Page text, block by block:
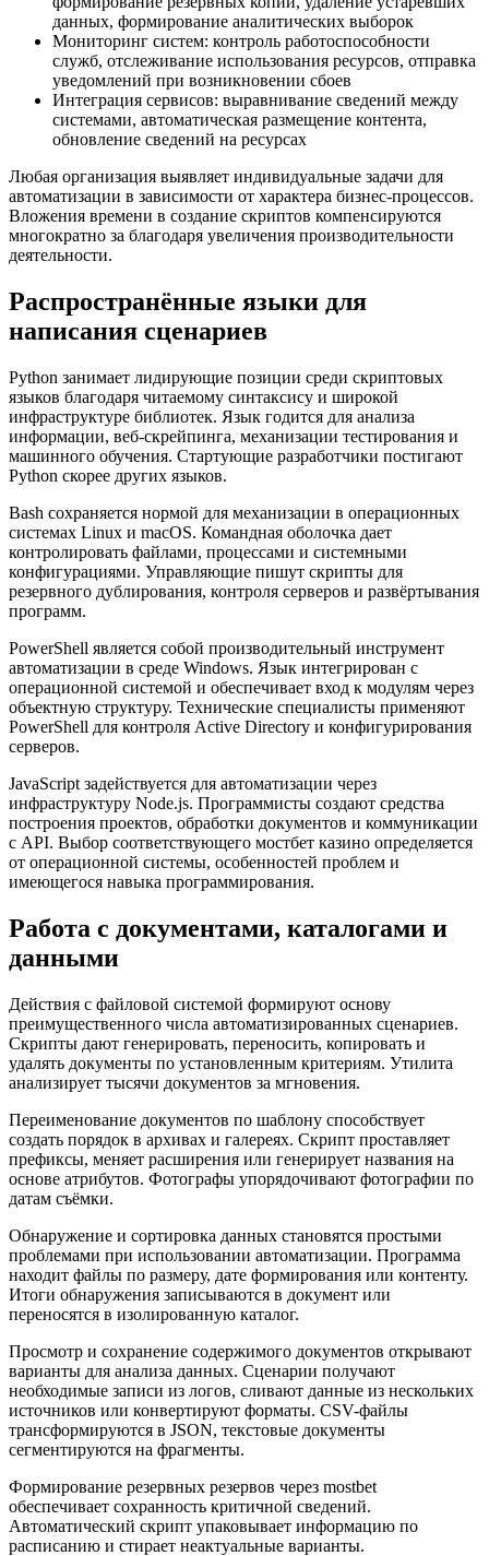
данных, формирование аналитических выборок
Мониторинг систем: контроль работоспособности
служб, отслеживание использования ресурсов, отправка
уведомлений при возникновении сбоев
Интеграция сервисов: выравнивание сведений между
системами, автоматическая размещение контента,
обновление сведений на ресурсах
Любая организация выявляет индивидуальные задачи для
автоматизации в зависимости от характера бизнес-процессов.
Вложения времени в создание скриптов компенсируются
многократно за благодаря увеличения производительности
деятельности.
Распространённые языки для
написания сценариев
Python занимает лидирующие позиции среди скриптовых
языков благодаря читаемому синтаксису и широкой
инфраструктуре библиотек. Язык годится для анализа
информации, веб-скрейпинга, механизации тестирования и
машинного обучения. Стартующие разработчики постигают
Python скорее других языков.
Bash сохраняется нормой для механизации в операционных
системах Linux и macOS. Командная оболочка дает
контролировать файлами, процессами и системными
конфигурациями. Управляющие пишут скрипты для
резервного дублирования, контроля серверов и развёртывания
программ.
PowerShell является собой производительный инструмент
автоматизации в среде Windows. Язык интегрирован с
операционной системой и обеспечивает вход к модулям через
объектную структуру. Технические специалисты применяют
PowerShell для контроля Active Directory и конфигурирования
серверов.
JavaScript задействуется для автоматизации через
инфраструктуру Node.js. Программисты создают средства
построения проектов, обработки документов и коммуникации
с API. Выбор соответствующего мостбет казино определяется
от операционной системы, особенностей проблем и
имеющегося навыка программирования.
Работа с документами, каталогами и
данными
Действия с файловой системой формируют основу
преимущественного числа автоматизированных сценариев.
Скрипты дают генерировать, переносить, копировать и
удалять документы по установленным критериям. Утилита
анализирует тысячи документов за мгновения.
Переименование документов по шаблону способствует
создать порядок в архивах и галереях. Скрипт проставляет
префиксы, меняет расширения или генерирует названия на
основе атрибутов. Фотографы упорядочивают фотографии по
датам съёмки.
Обнаружение и сортировка данных становятся простыми
проблемами при использовании автоматизации. Программа
находит файлы по размеру, дате формирования или контенту.
Итоги обнаружения записываются в документ или
переносятся в изолированную каталог.
Просмотр и сохранение содержимого документов открывают
варианты для анализа данных. Сценарии получают
необходимые записи из логов, сливают данные из нескольких
источников или конвертируют форматы. CSV-файлы
трансформируются в JSON, текстовые документы
сегментируются на фрагменты.
Формирование резервных резервов через mostbet
обеспечивает сохранность критичной сведений.
Автоматический скрипт упаковывает информацию по
расписанию и стирает неактуальные варианты.